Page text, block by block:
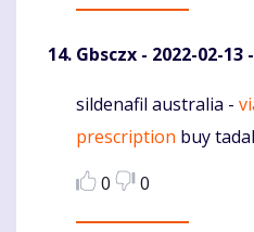
Gbsczx - 2022-02-13
Komentaras
sildenafil australia -
prescription buy
0
0